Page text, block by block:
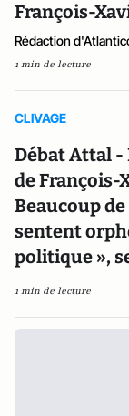
François-
Rédaction
1 min de lecture
CLIVAGE
Débat Attal -
de François-
Beaucoup
sentent
politique »,
1 min de lecture